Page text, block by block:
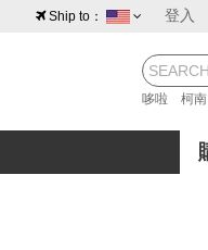
登入
哆啦 柯
Ship to：
紐